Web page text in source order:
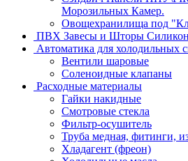
Морозильных Камер.
Овощехранилища под
ПВХ Завесы и Шторы
Автоматика для холодильных
Вентили шаровые
Соленоидные клапаны
Расходные материалы
Гайки накидные
Смотровые стекла
Фильтр-осушитель
Труба медная, фитинги,
Хладагент (фреон)